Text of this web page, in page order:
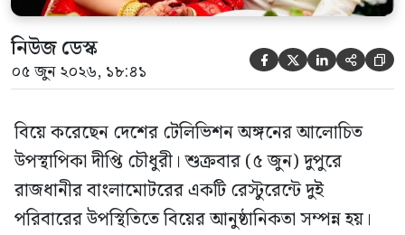
নিউজ ডেস্ক
০৫ জুন ২০২৬, ১৮:৪১     
বিয়ে করেছেন দেশের টেলিভিশন অঙ্গনের আলোচিত
উপস্থাপিকা দীপ্তি চৌধুরী। শুক্রবার (৫ জুন) দুপুরে
রাজধানীর বাংলামোটরের একটি রেস্টুরেন্টে দুই
পরিবারের উপস্থিতিতে বিয়ের আনুষ্ঠানিকতা সম্পন্ন হয়।